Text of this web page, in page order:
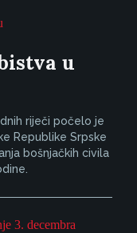
u
riječi počelo je
Republike Srpske
bošnjačkih civila